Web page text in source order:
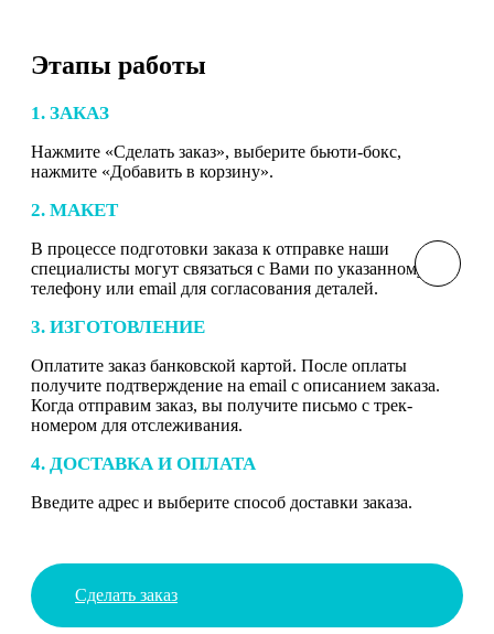
Этапы работы
1. ЗАКАЗ
Нажмите «Сделать заказ», выберите бьюти-бокс,
нажмите «Добавить в корзину».
2. МАКЕТ
В процессе подготовки заказа к отправке наши
специалисты могут связаться с Вами по указанному
телефону или email для согласования деталей.
3. ИЗГОТОВЛЕНИЕ
Оплатите заказ банковской картой. После оплаты
получите подтверждение на email с описанием заказа.
Когда отправим заказ, вы получите письмо с трек-
номером для отслеживания.
4. ДОСТАВКА И ОПЛАТА
Введите адрес и выберите способ доставки заказа.
Сделать заказ